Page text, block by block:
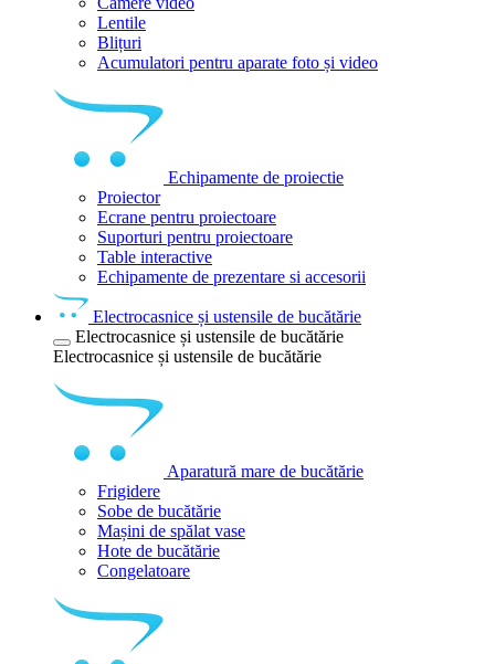
Lentile
Blițuri
Acumulatori pentru aparate foto și video
Echipamente de proiectie
Proiector
Ecrane pentru proiectoare
Suporturi pentru proiectoare
Table interactive
Echipamente de prezentare si accesorii
Electrocasnice și ustensile de bucătărie
Electrocasnice și ustensile de bucătărie
Electrocasnice și ustensile de bucătărie
Aparatură mare de bucătărie
Frigidere
Sobe de bucătărie
Mașini de spălat vase
Hote de bucătărie
Congelatoare